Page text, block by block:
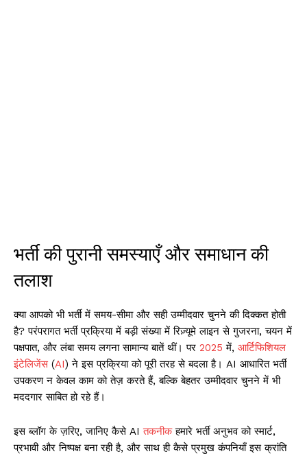
भर्ती की पुरानी समस्याएँ और समाधान की
तलाश
क्या आपको भी भर्ती में समय-सीमा और सही उम्मीदवार चुनने की दिक्कत होती
है? परंपरागत भर्ती प्रक्रिया में बड़ी संख्या में रिज़्यूमे लाइन से गुजरना, चयन में
पक्षपात, और लंबा समय लगना सामान्य बातें थीं। पर 2025 में, आर्टिफिशियल
इंटेलिजेंस(AI) ने इस प्रक्रिया को पूरी तरह से बदला है। AI आधारित भर्ती
उपकरण न केवल काम को तेज़ करते हैं, बल्कि बेहतर उम्मीदवार चुनने में भी
मददगार साबित हो रहे हैं।
इस ब्लॉग के ज़रिए, जानिए कैसे AIतकनीकहमारे भर्ती अनुभव को स्मार्ट,
प्रभावी और निष्पक्ष बना रही है, और साथ ही कैसे प्रमुख कंपनियाँ इस क्रांति